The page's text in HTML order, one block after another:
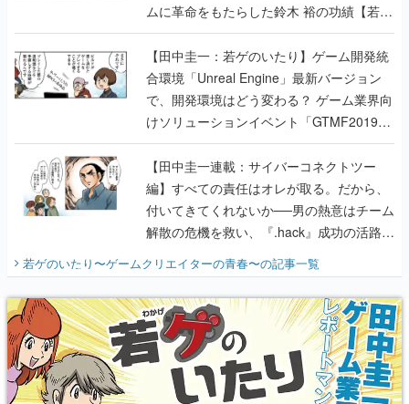
ムに革命をもたらした鈴木 裕の功績【若ゲ
のいたり】
【田中圭一：若ゲのいたり】ゲーム開発統
合環境「Unreal Engine」最新バージョン
で、開発環境はどう変わる？ ゲーム業界向
けソリューションイベント「GTMF2019」
に行って、より理解を深めよう【PR】
【田中圭一連載：サイバーコネクトツー
編】すべての責任はオレが取る。だから、
付いてきてくれないか──男の熱意はチーム
解散の危機を救い、『.hack』成功の活路を
開く。業界の快男児・松山 洋に流れる血は
『少年ジャンプ』色だった【若ゲのいた
り】
若ゲのいたり〜ゲームクリエイターの青春〜の記事一覧